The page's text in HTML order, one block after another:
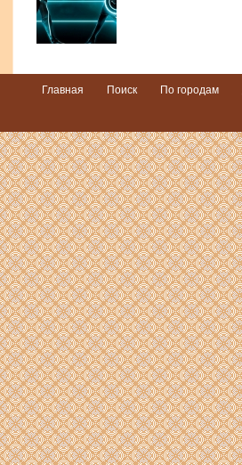
Главная Поиск По городам